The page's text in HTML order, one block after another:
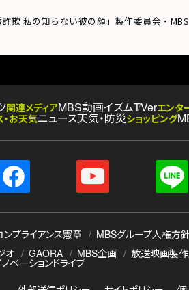
欺 私の知らない彼の顔」製作委員会・MBS
関連メディアMBS動画イズムTVerエンタ
・お天気ニュース天気・防災ショッピング
プライアンス憲章 MBSグループ人権方針
オ
GAORA MBS企画 放送映画製
ベーションドライブ